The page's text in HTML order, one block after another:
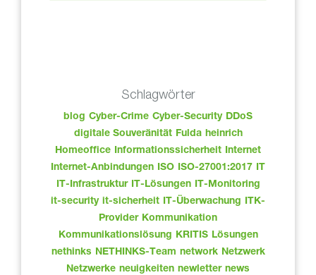
Schlagwörter
blog Cyber-Crime Cyber-Security DDoS
digitale Souveränität Fulda heinrich
Homeoffice Informationssicherheit Internet
Internet-Anbindungen ISO ISO-27001:2017 IT
IT-Infrastruktur IT-Lösungen IT-Monitoring
it-security it-sicherheit IT-Überwachung
ITK-
Provider Kommunikation
Kommunikationslösung
KRITIS Lösungen
nethinks NETHINKS-Team network Netzwerk
Netzwerke neuigkeiten newletter news